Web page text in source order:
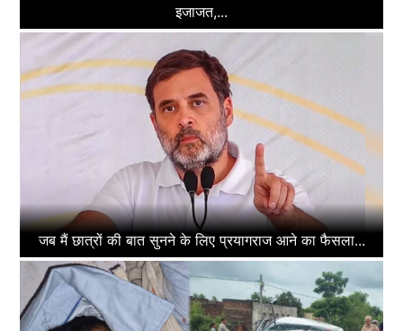
इजाजत,...
जब मैं छात्रों की बात सुनने के लिए प्रयागराज आने का फैसला...